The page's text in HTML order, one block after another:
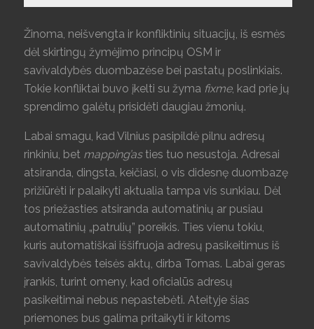
Žinoma, neišvengta ir konfliktinių situacijų, iš esmės
dėl skirtingų žymėjimo principų OSM ir
savivaldybės duombazėse bei pastatų poslinkiais.
Tokie konfliktai buvo įkelti su žyma fixme, kad prie jų
sprendimo galėtų prisidėti daugiau žmonių.
Labai smagu, kad Vilnius pasipildė pilnu adresų
rinkiniu, bet mapping’asties tuo nesustoja. Adresai
atsiranda, dingsta, keičiasi, o vis didesnę duombazę
prižiūrėti ir palaikyti aktualia tampa vis sunkiau. Dėl
tos priežasties atsiranda automatinių ar pusiau
automatinių „patrulių” poreikis. Ties vienu tokiu,
kuris automatiškai iššifruoja adresų pasikeitimus iš
savivaldybės teisės aktų, dirba Tomas. Labai geras
įrankis, turint omeny, kad oficialūs adresų
pasikeitimai nebus nepastebėti. Ateityje šias
priemones bus galima pritaikyti ir kitoms